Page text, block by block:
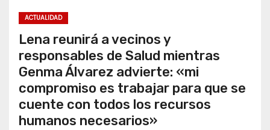
ACTUALIDAD
Lena reunirá a vecinos y
responsables de Salud mientras
Genma Álvarez advierte: «mi
compromiso es trabajar para que se
cuente con todos los recursos
humanos necesarios»